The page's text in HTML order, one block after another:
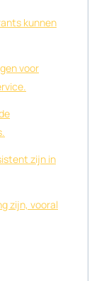
kunnen
voor
zijn in
zijn, vooral